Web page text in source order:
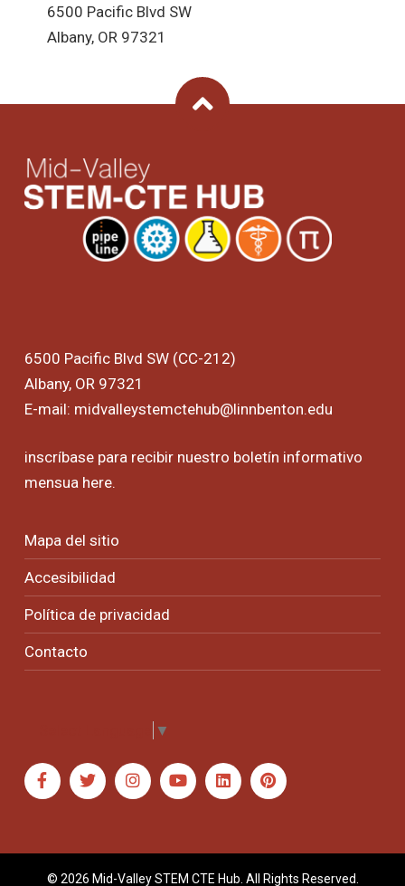
6500 Pacific Blvd SW
Albany, OR 97321
Back To Top
6500 Pacific Blvd SW (CC-212)
Albany, OR 97321
E-mail: midvalleystemctehub@linnbenton.edu
inscríbase para recibir nuestro boletín informativo
mensua here.
Mapa del sitio
Accesibilidad
Política de privacidad
Contacto
▼
© 2026 Mid-Valley STEM CTE Hub. All Rights Reserved.